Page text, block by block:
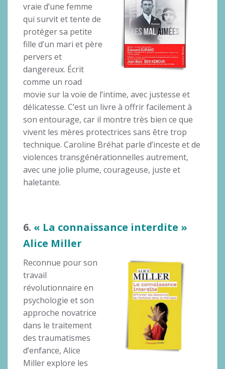
vraie d’une femme
qui survit et tente de
protéger sa petite
fille d’un mari et père
pervers et
dangereux. Écrit
comme un road
movie sur la voie de l’intime, avec justesse et
délicatesse. C’est un livre à offrir facilement à
son entourage, car il montre très bien ce que
vivent les mères protectrices sans être trop
technique. Caroline Bréhat parle d’inceste et de
violences transgénérationnelles autrement,
avec une jolie plume, courageuse, juste et
haletante.
6. « La connaissance interdite »
Alice Miller
Reconnue pour son
travail
révolutionnaire en
psychologie et son
approche novatrice
dans le traitement
des traumatismes
d’enfance, Alice
Miller explore les